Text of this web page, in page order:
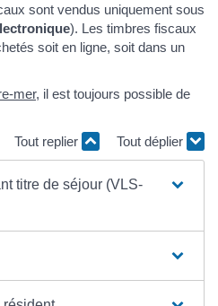
sont vendus uniquement sous
). Les timbres fiscaux
soit en ligne, soit dans un
mer, il est toujours possible de
Tout replier
Tout déplier
titre de séjour (VLS-